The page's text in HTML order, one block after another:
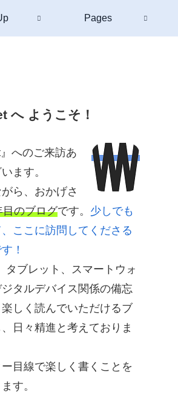
Pages
へ ようこそ！
』へのご来訪あ
ます。
ら、おかげさ
目のブログです。 少しでも
ここに訪問してくださる
！
タブレット、スマートウォ
タルデバイス関係の備忘
しく読んでいただけるブ
日々精進と考えておりま
目線で楽しく書くことを
す。